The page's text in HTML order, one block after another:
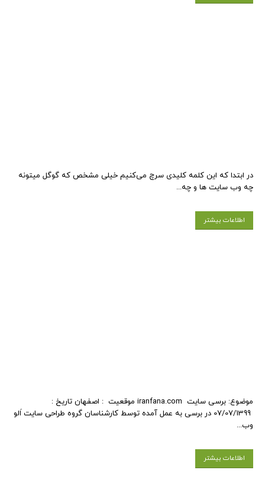
در ابتدا که این کلمه کلیدی سرچ می‌کنیم خیلی مشخص که گوگل میتونه
چه وب سایت ها و چه...
اطلاعات بیشتر
موضوع: برسی سایت iranfana.com موقعیت : اصفهان تاریخ :
07/07/1399 در برسی به عمل آمده توسط کارشناسان گروه طراحی سایت اَلو
وب...
اطلاعات بیشتر